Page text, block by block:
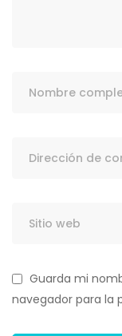
Guarda mi
navegador para la